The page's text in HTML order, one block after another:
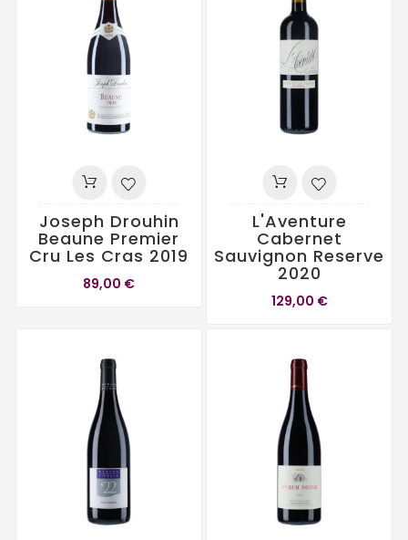
Joseph Drouhin
Beaune Premier
Cru Les Cras 2019
89,00 €
L'Aventure
Cabernet
Sauvignon Reserve
2020
129,00 €